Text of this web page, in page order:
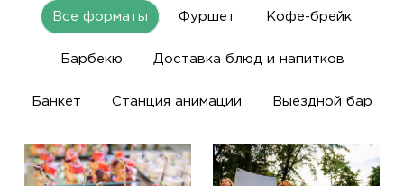
Все форматы Фуршет Кофе-брейк
Барбекю Доставка блюд и напитков
Банкет Станция анимации Выездной бар